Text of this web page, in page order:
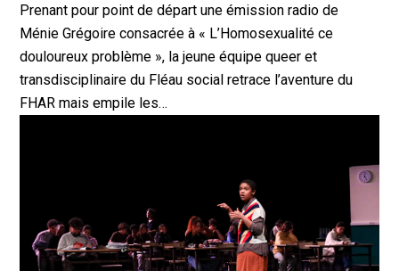
Prenant pour point de départ une émission radio de
Ménie Grégoire consacrée à « L’Homosexualité ce
douloureux problème », la jeune équipe queer et
transdisciplinaire du Fléau social retrace l’aventure du
FHAR mais empile les…